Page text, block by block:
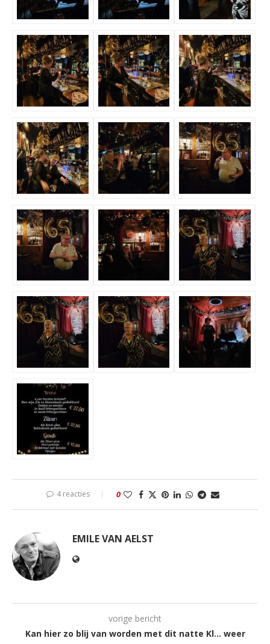
4 reacties 0
EMILE VAN AELST
vorige bericht
Kan hier zo blij van worden met dit natte Kl… weer